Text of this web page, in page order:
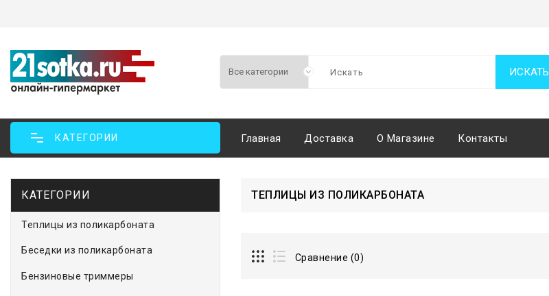
ИСКАТЬ
КАТЕГОРИИ Главная Доставка О Магазине Контакты
КАТЕГОРИИ
Теплицы из поликарбоната
Беседки из поликарбоната
Бензиновые триммеры
ТЕПЛИЦЫ ИЗ ПОЛИКАРБОНАТА
Сравнение (0)